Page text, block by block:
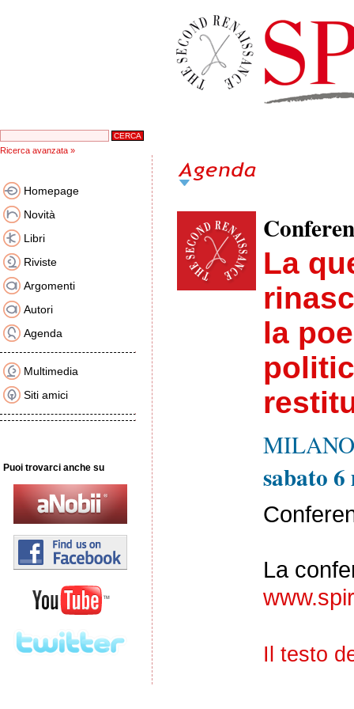
Ricerca avanzata »
Homepage
Novità
Libri
Riviste
Argomenti
Autori
Agenda
Multimedia
Siti amici
Puoi trovarci anche su
La
la
sabato 6
La
Il testo